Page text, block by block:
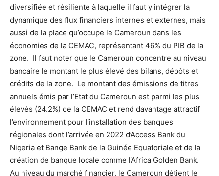
diversifiée et résiliente à laquelle il faut y intégrer la
dynamique des flux financiers internes et externes, mais
aussi de la place qu’occupe le Cameroun dans les
économies de la CEMAC, représentant 46% du PIB de la
zone. Il faut noter que le Cameroun concentre au niveau
bancaire le montant le plus élevé des bilans, dépôts et
crédits de la zone. Le montant des émissions de titres
annuels émis par l’Etat du Cameroun est parmi les plus
élevés (24.2%) de la CEMAC et rend davantage attractif
l’environnement pour l’installation des banques
régionales dont l’arrivée en 2022 d’Access Bank du
Nigeria et Bange Bank de la Guinée Equatoriale et de la
création de banque locale comme l’Africa Golden Bank.
Au niveau du marché financier, le Cameroun détient le